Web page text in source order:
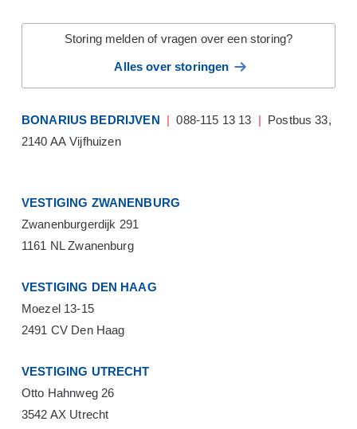
Storing melden of vragen over een storing?
Alles over storingen
BONARIUS BEDRIJVEN | 088-115 13 13 | Postbus 33,
2140 AA Vijfhuizen
VESTIGING ZWANENBURG
Zwanenburgerdijk 291
1161 NL Zwanenburg
VESTIGING DEN HAAG
Moezel 13-15
2491 CV Den Haag
VESTIGING UTRECHT
Otto Hahnweg 26
3542 AX Utrecht